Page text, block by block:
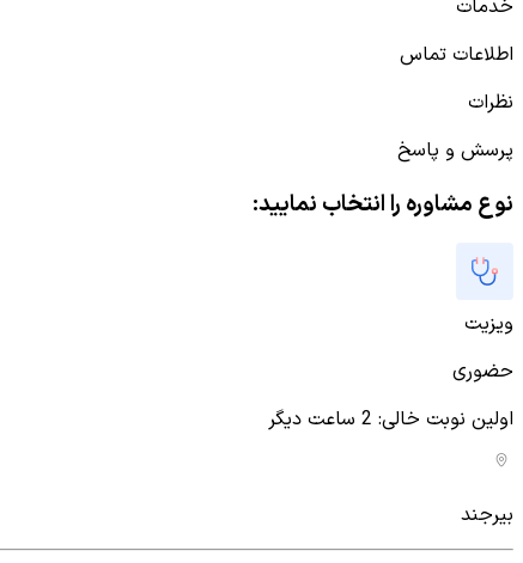
خدمات
اطلاعات تماس
نظرات
پرسش و پاسخ
نوع مشاوره را انتخاب نمایید:
ویزیت
حضوری
اولین نوبت خالی:
بیرجند